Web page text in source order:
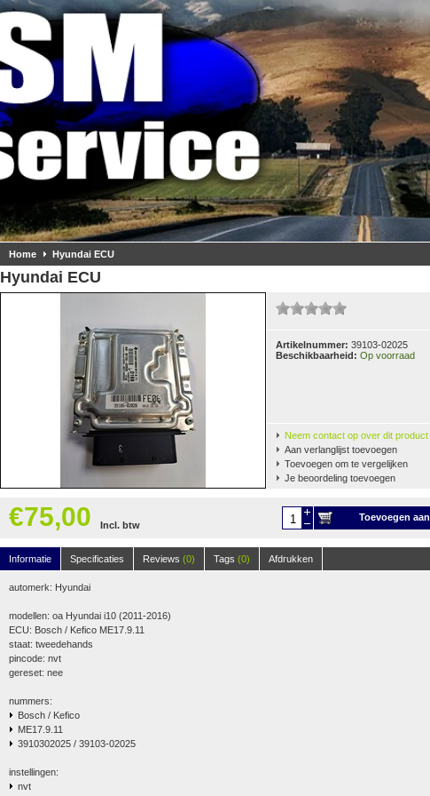
Home Hyundai ECU
Hyundai ECU
Artikelnummer: 39103-02025
Beschikbaarheid: Op voorraad
Neem contact op over dit product
Aan verlanglijst toevoegen
Toevoegen om te vergelijken
Je beoordeling toevoegen
€75,00 Incl. btw
Toevoegen aan
Informatie
Specificaties Reviews (0) Tags (0) Afdrukken
automerk: Hyundai
modellen: oa Hyundai i10 (2011-2016)
ECU: Bosch / Kefico ME17.9.11
staat: tweedehands
pincode: nvt
gereset: nee
nummers:
Bosch / Kefico
ME17.9.11
3910302025 / 39103-02025
instellingen:
nvt